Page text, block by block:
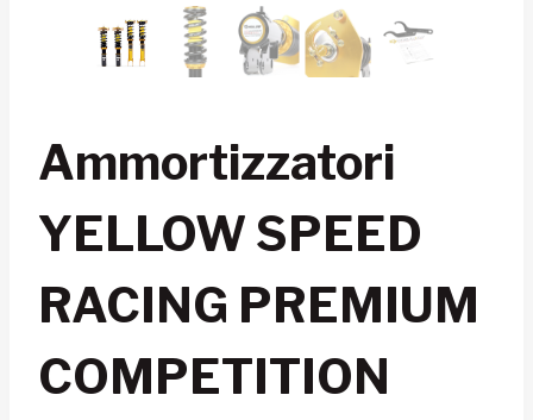
Ammortizzatori
YELLOW SPEED
RACING PREMIUM
COMPETITION